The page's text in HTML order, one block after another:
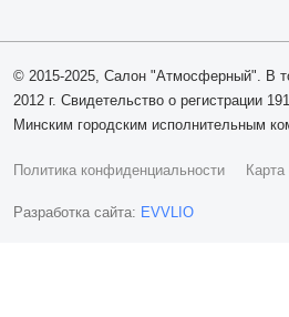
© 2015-2025, Салон "Атмосферный". В
2012 г. Свидетельство о регистрации
Минским городским исполнительным
Политика конфиденциальности Карта
Разработка сайта: EVVLIO